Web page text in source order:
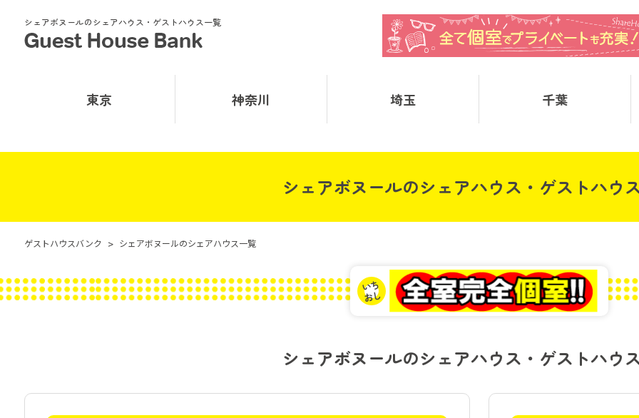
シェアボヌールのシェアハウス・ゲストハウス一覧
東京 神奈川 埼玉 千葉
シェアボヌールのシェアハウス・ゲストハウ
ゲストハウスバンク > シェアボヌールのシェアハウス一覧
シェアボヌールのシェアハウス・ゲストハウ